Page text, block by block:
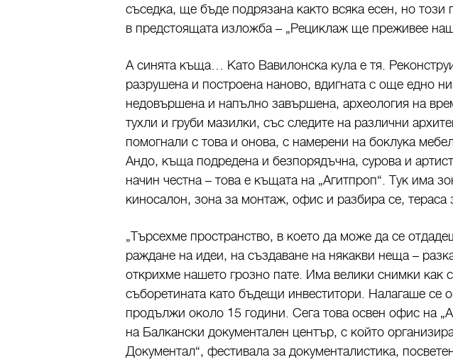
съседка, ще бъде подрязана както всяка есен, но този
в предстоящата изложба – „Рециклаж ще преживее
А синята къща… Като Вавилонска кула е тя.
разрушена и построена наново, вдигната с още едно
недовършена и напълно завършена, археология на
тухли и груби мазилки, със следите на различни
помогнали с това и онова, с намерени на боклука
Андо, къща подредена и безпорядъчна, сурова и
начин честна – това е къщата на „Агитпроп“. Тук има
киносалон, зона за монтаж, офис и разбира се, тераса
„Търсехме пространство, в което да може да се
раждане на идеи, на създаване на някакви неща –
открихме нашето грозно пате. Има велики снимки как
съборетината като бъдещи инвеститори. Налагаше се
продължи около 15 години. Сега това освен офис на
на Балкански документален център, с който
Документал“, фестивала за документалистика,